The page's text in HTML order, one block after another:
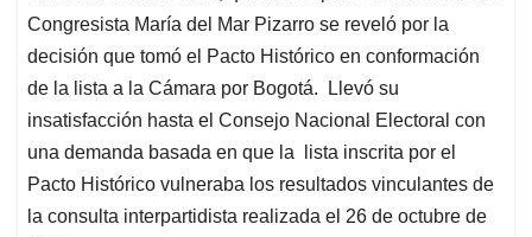
A
p
p
o
o
k
d
I
n
d
s
Congresista María del Mar Pizarro se reveló por la
decisión que tomó el Pacto Histórico en conformación
de la lista a la Cámara por Bogotá. Llevó su
insatisfacción hasta el Consejo Nacional Electoral con
una demanda basada en que la lista inscrita por el
Pacto Histórico vulneraba los resultados vinculantes de
la consulta interpartidista realizada el 26 de octubre de